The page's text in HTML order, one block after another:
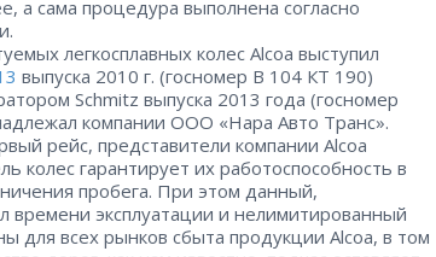
а сама процедура выполнена согласно
легкосплавных колес Alcoa выступил
выпуска 2010 г. (госномер В 104 КТ 190)
Schmitz выпуска 2013 года (госномер
компании ООО «Нара Авто Транс».
рейс, представители компании Alcoa
колес гарантирует их работоспособность в
пробега. При этом данный,
времени эксплуатации и нелимитированный
для всех рынков сбыта продукции Alcoa, в том